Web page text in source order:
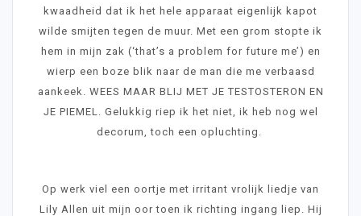
kwaadheid dat ik het hele apparaat eigenlijk kapot
wilde smijten tegen de muur. Met een grom stopte ik
hem in mijn zak (‘that’s a problem for future me’) en
wierp een boze blik naar de man die me verbaasd
aankeek. WEES MAAR BLIJ MET JE TESTOSTERON EN
JE PIEMEL. Gelukkig riep ik het niet, ik heb nog wel
decorum, toch een opluchting.
Op werk viel een oortje met irritant vrolijk liedje van
Lily Allen uit mijn oor toen ik richting ingang liep. Hij